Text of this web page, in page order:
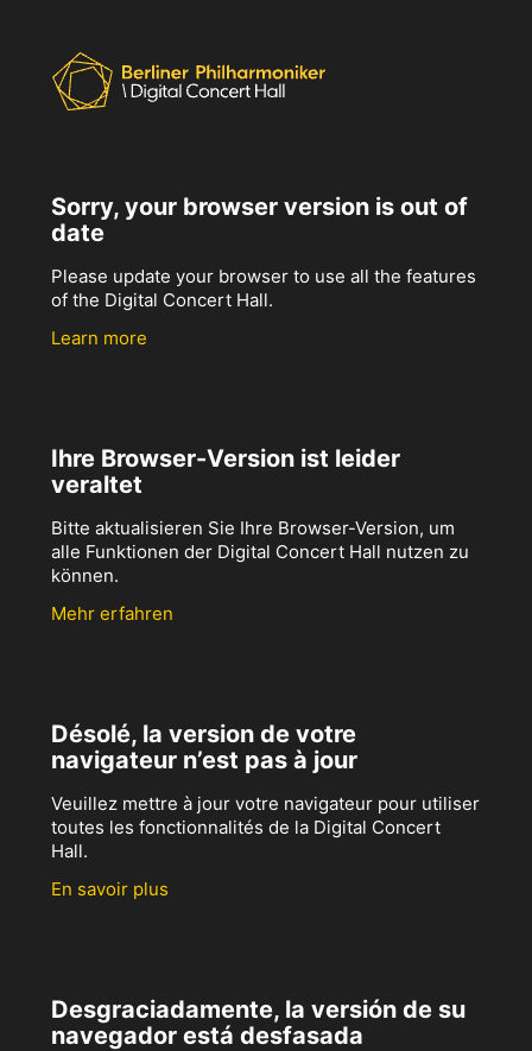
Sorry, your browser version is out of
date
Please update your browser to use all the features
of the Digital Concert Hall.
Learn more
Ihre Browser-Version ist leider
veraltet
Bitte aktualisieren Sie Ihre Browser-Version, um
alle Funktionen der Digital Concert Hall nutzen zu
können.
Mehr erfahren
Désolé, la version de votre
navigateur n’est pas à jour
Veuillez mettre à jour votre navigateur pour utiliser
toutes les fonctionnalités de la Digital Concert
Hall.
En savoir plus
Desgraciadamente, la versión de su
navegador está desfasada